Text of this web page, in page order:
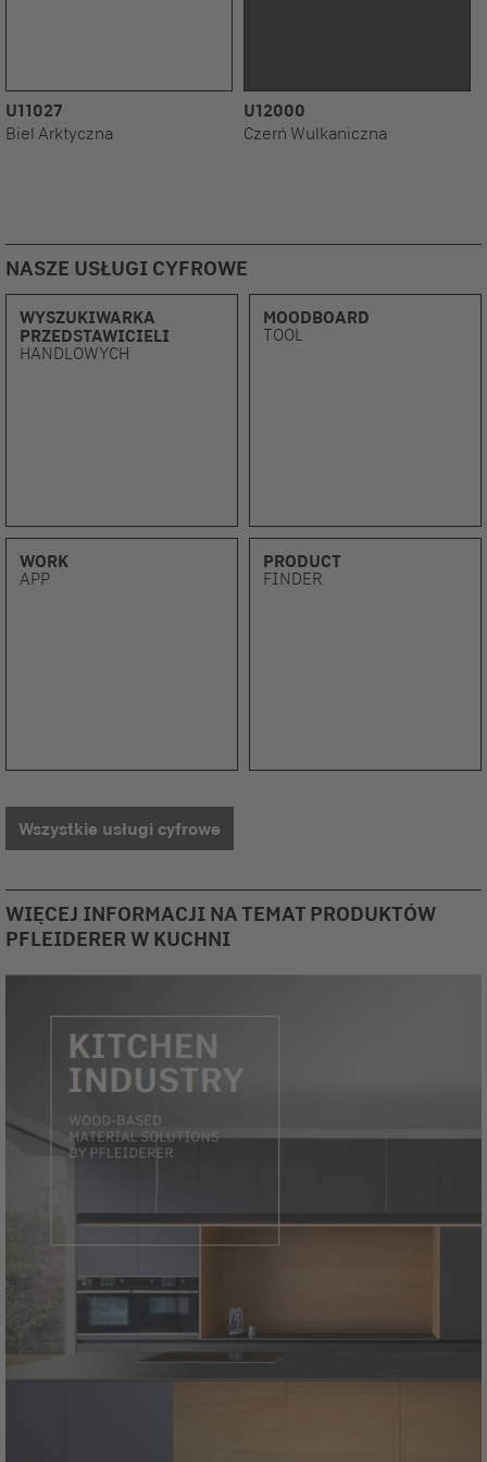
U11027
Biel Arktyczna
U12000
Czerń Wulkaniczna
NASZE USŁUGI CYFROWE
WYSZUKIWARKA
PRZEDSTAWICIELI
HANDLOWYCH
MOODBOARD
TOOL
WORK
APP
PRODUCT
FINDER
Wszystkie usługi cyfrowe
WIĘCEJ INFORMACJI NA TEMAT PRODUKTÓW
PFLEIDERER W KUCHNI